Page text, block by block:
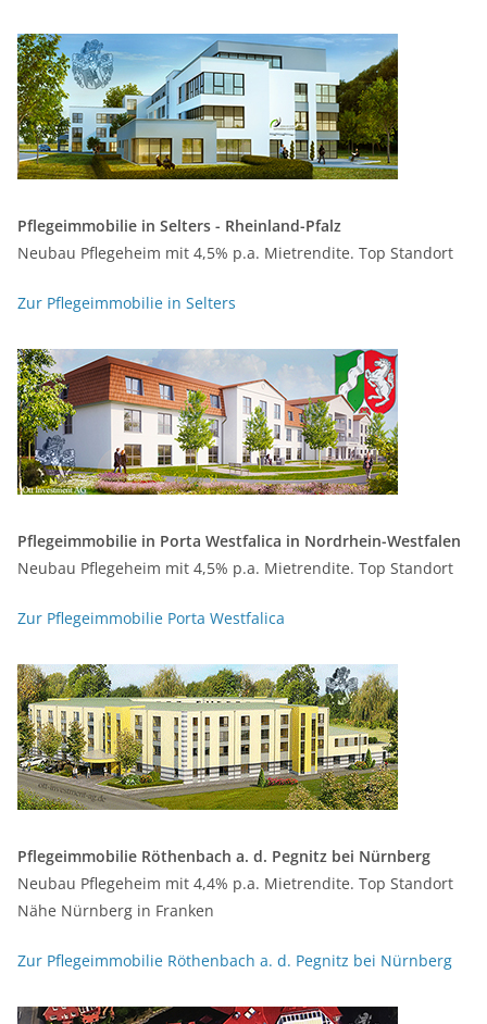
Pflegeimmobilie in Selters - Rheinland-Pfalz
Neubau Pflegeheim mit 4,5% p.a. Mietrendite. Top Standort
Zur Pflegeimmobilie in Selters
Pflegeimmobilie in Porta Westfalica in Nordrhein-Westfalen
Neubau Pflegeheim mit 4,5% p.a. Mietrendite. Top Standort
Zur Pflegeimmobilie Porta Westfalica
Pflegeimmobilie Röthenbach a. d. Pegnitz bei Nürnberg
Neubau Pflegeheim mit 4,4% p.a. Mietrendite. Top Standort
Nähe Nürnberg in Franken
Zur Pflegeimmobilie Röthenbach a. d. Pegnitz bei Nürnberg